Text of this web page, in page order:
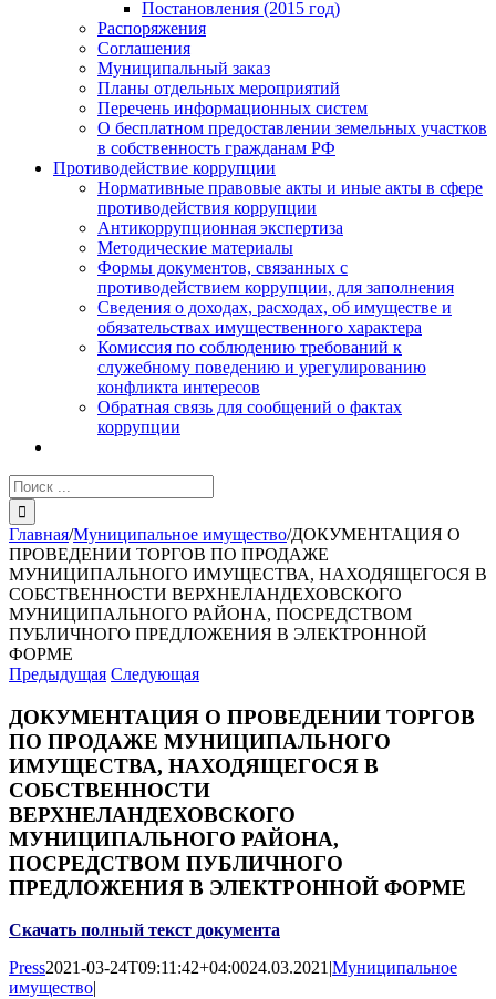
Постановления (2015 год)
Распоряжения
Соглашения
Муниципальный заказ
Планы отдельных мероприятий
Перечень информационных систем
О бесплатном предоставлении земельных участков
в собственность гражданам РФ
Противодействие коррупции
Нормативные правовые акты и иные акты в сфере
противодействия коррупции
Антикоррупционная экспертиза
Методические материалы
Формы документов, связанных с
противодействием коррупции, для заполнения
Сведения о доходах, расходах, об имуществе и
обязательствах имущественного характера
Комиссия по соблюдению требований к
служебному поведению и урегулированию
конфликта интересов
Обратная связь для сообщений о фактах
коррупции
Результат
поиска:
Главная/Муниципальное имущество/ДОКУМЕНТАЦИЯ О
ПРОВЕДЕНИИ ТОРГОВ ПО ПРОДАЖЕ
МУНИЦИПАЛЬНОГО ИМУЩЕСТВА, НАХОДЯЩЕГОСЯ В
СОБСТВЕННОСТИ ВЕРХНЕЛАНДЕХОВСКОГО
МУНИЦИПАЛЬНОГО РАЙОНА, ПОСРЕДСТВОМ
ПУБЛИЧНОГО ПРЕДЛОЖЕНИЯ В ЭЛЕКТРОННОЙ
ФОРМЕ
Предыдущая Следующая
ДОКУМЕНТАЦИЯ О ПРОВЕДЕНИИ ТОРГОВ
ПО ПРОДАЖЕ МУНИЦИПАЛЬНОГО
ИМУЩЕСТВА, НАХОДЯЩЕГОСЯ В
СОБСТВЕННОСТИ
ВЕРХНЕЛАНДЕХОВСКОГО
МУНИЦИПАЛЬНОГО РАЙОНА,
ПОСРЕДСТВОМ ПУБЛИЧНОГО
ПРЕДЛОЖЕНИЯ В ЭЛЕКТРОННОЙ ФОРМЕ
Скачать полный текст документа
Press2021-03-24T09:11:42+04:0024.03.2021|Муниципальное
имущество|